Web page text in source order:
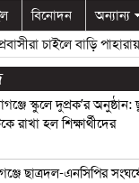
বিনোদন অন্যান্য
চাইলে বাড়ি পাহারায়
স্কুলে দুপ্রক’র
রাখা হল শিক্ষার্থীদের
ছাত্রদল-এনসিপির